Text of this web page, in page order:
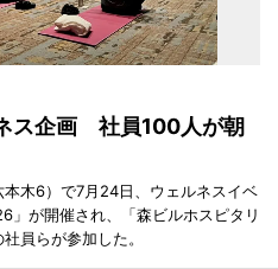
ス企画 社員100人が朝
木6）で7月24日、ウェルネスイベ
」が開催され、「森ビルホスピタリ
員らが参加した。